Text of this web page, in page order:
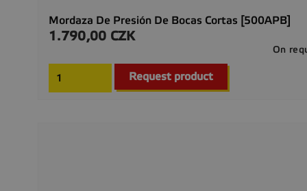
Mordaza De Presión De Bocas Cortas [500APB]
Precio
1.790,00 CZK
On
Request product